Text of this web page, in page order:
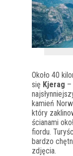
Około 40
się Kjerag –
kamień
który
ścianami
fiordu.
bardzo
zdjęcia.